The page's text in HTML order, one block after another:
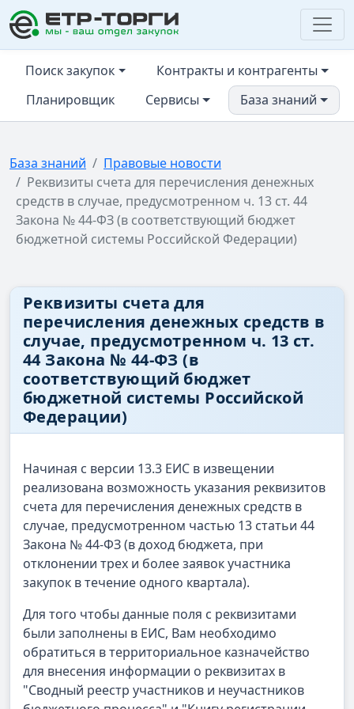
ЕТР-ТОРГИ
Поиск закупок
Контракты и контрагенты
Планировщик
Сервисы База знаний
База знаний
Правовые новости
Реквизиты счета для перечисления денежных
средств в случае, предусмотренном ч. 13 ст. 44
Закона № 44-ФЗ (в соответствующий бюджет
бюджетной системы Российской Федерации)
Реквизиты счета для
перечисления денежных средств в
случае, предусмотренном ч. 13 ст.
44 Закона № 44-ФЗ (в
соответствующий бюджет
бюджетной системы Российской
Федерации)
Начиная с версии 13.3 ЕИС в извещении
реализована возможность указания реквизитов
счета для перечисления денежных средств в
случае, предусмотренном частью 13 статьи 44
Закона № 44-ФЗ (в доход бюджета, при
отклонении трех и более заявок участника
закупок в течение одного квартала).
Для того чтобы данные поля с реквизитами
были заполнены в ЕИС, Вам необходимо
обратиться в территориальное казначейство
для внесения информации о реквизитах в
"Сводный реестр участников и неучастников